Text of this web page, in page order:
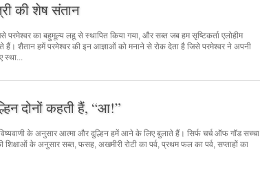
की शेष संतान
परमेश्वर का बहुमूल्य लहू से स्थापित किया गया, और सब्त जब हम सृष्टिकर्ता एलोहीम
हैं। शैतान हमें परमेश्वर की इन आज्ञाओं को मनाने से रोक देता है जिसे परमेश्वर ने अपनी
स्था...
दोनों कहती हैं, “आ!”
के अनुसार आत्मा और दुल्हिन हमें आने के लिए बुलाते हैं। सिर्फ चर्च ऑफ गॉड सच्चा
शिक्षाओं के अनुसार सब्त, फसह, अखमीरी रोटी का पर्व, प्रथम फल का पर्व, सप्ताहों का